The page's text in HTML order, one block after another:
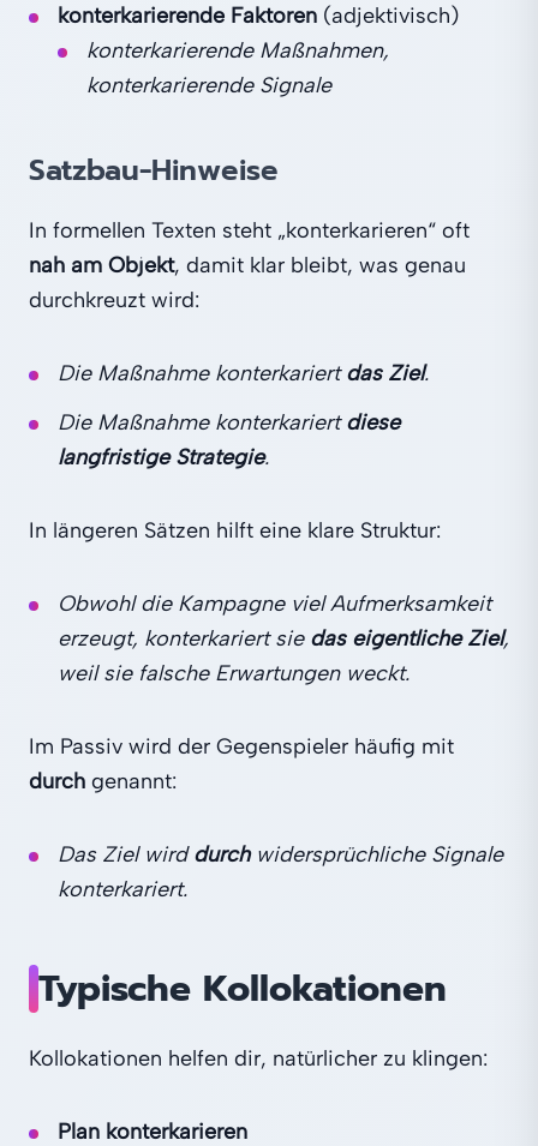
konterkarierende Faktoren (adjektivisch)
konterkarierende Maßnahmen,
konterkarierende Signale
Satzbau‑Hinweise
In formellen Texten steht „konterkarieren“ oft
nah am Objekt, damit klar bleibt, was genau
durchkreuzt wird:
Die Maßnahme konterkariertdas Ziel.
Die Maßnahme konterkariertdiese
langfristige Strategie.
In längeren Sätzen hilft eine klare Struktur:
Obwohl die Kampagne viel Aufmerksamkeit
erzeugt, konterkariert sie das eigentliche Ziel,
weil sie falsche Erwartungen weckt.
Im Passiv wird der Gegenspieler häufig mit
durch genannt:
Das Ziel wirddurchwidersprüchliche Signale
konterkariert.
Typische Kollokationen
Kollokationen helfen dir, natürlicher zu klingen:
Plan konterkarieren